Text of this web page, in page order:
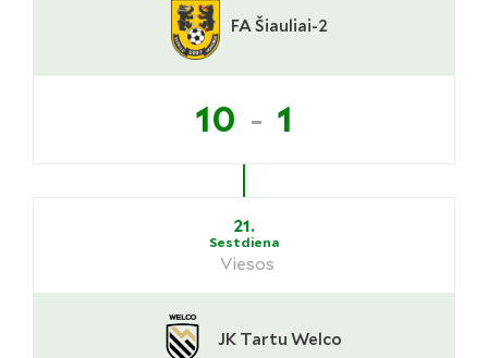
FA Šiauliai-2
10 - 1
21.
Sestdiena
Viesos
JK Tartu Welco